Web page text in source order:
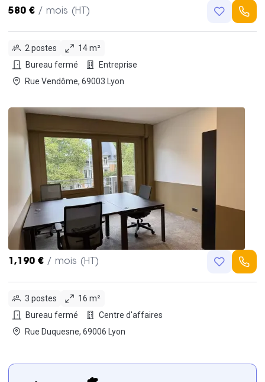
580 € / mois (HT)
2 postes
14 m²
Bureau fermé
Entreprise
Rue Vendôme, 69003 Lyon
1,190 € / mois (HT)
3 postes
16 m²
Bureau fermé
Centre d'affaires
Rue Duquesne, 69006 Lyon